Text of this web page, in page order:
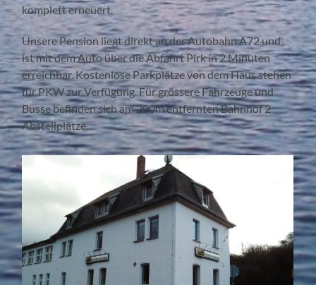
komplett erneuert.
Unsere Pension liegt direkt an der Autobahn A72 und
ist mit dem Auto über die Abfahrt Pirk in 2 Minuten
erreichbar. Kostenlose Parkplätze von dem Haus stehen
für PKW zur Verfügung. Für grössere Fahrzeuge und
Busse befinden sich am 200m entfernten Bahnhof 2
Abstellplätze.